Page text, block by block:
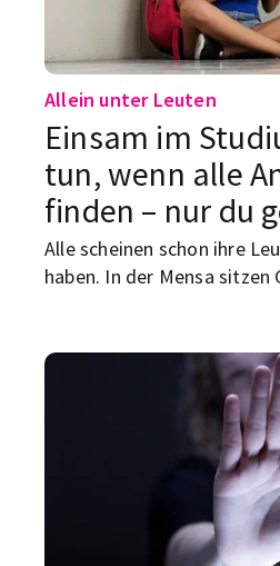
Allein unter Leuten
Einsam im
tun, wenn alle
finden – nur du
Alle scheinen schon ihre
haben. In der Mensa sitzen
und Supermarkt herum
eigenen Studium. Einsam
oft besonders mies an, weil
unsichtbar ist. Niemand
seit Tagen mit niemandem